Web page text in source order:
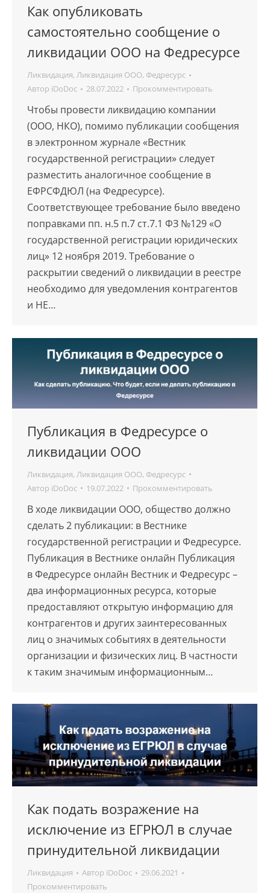
Как опубликовать
самостоятельно сообщение о
ликвидации ООО на Федресурсе
Ликвидация, Ликвидация ООО, Федресурс
Автор iDoDoc 28.07.2022 Прокомментировать
Чтобы провести ликвидацию компании
(ООО, НКО), помимо публикации сообщения
в электронном журнале «Вестник
государственной регистрации» следует
разместить аналогичное сообщение в
ЕФРСФДЮЛ (на Федресурсе).
Соответствующее требование было введено
поправками пп. н.5 п.7 ст.7.1 ФЗ №129 «О
государственной регистрации юридических
лиц» 12 ноября 2019. Требование о
раскрытии сведений о ликвидации в реестре
необходимо для уведомления контрагентов
и НЕ…
Публикация в Федресурсе о
ликвидации ООО
Ликвидация, Ликвидация ООО, Федресурс
Автор iDoDoc 19.07.2022 Прокомментировать
В ходе ликвидации ООО, общество должно
сделать 2 публикации: в Вестнике
государственной регистрации и Федресурсе.
Публикация в Вестнике онлайн Публикация
в Федресурсе онлайн Вестник и Федресурс –
два информационных ресурса, которые
предоставляют открытую информацию для
контрагентов и других заинтересованных
лиц о значимых событиях в деятельности
организации и физических лиц. В частности
к таким значимым информационным…
Как подать возражение на
исключение из ЕГРЮЛ в случае
принудительной ликвидации
Ликвидация Автор iDoDoc
29.06.2021
Прокомментировать